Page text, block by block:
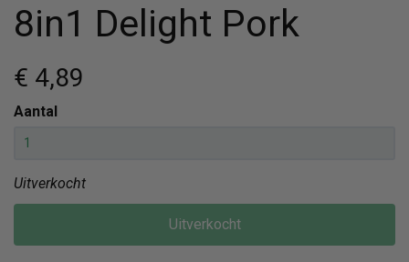
8in1 Delight Pork
€ 4,89
Aantal
Uitverkocht
Uitverkocht